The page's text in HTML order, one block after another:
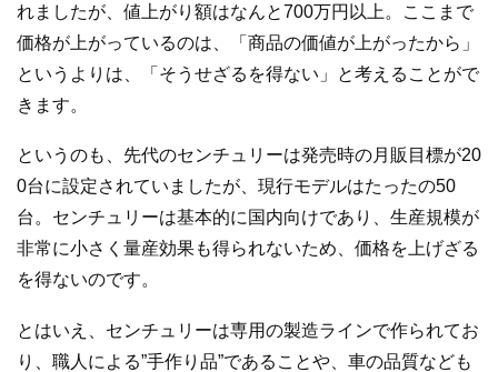
れましたが、値上がり額はなんと700万円以上。ここまで
価格が上がっているのは、「商品の価値が上がったから」
というよりは、「そうせざるを得ない」と考えることがで
きます。
というのも、先代のセンチュリーは発売時の月販目標が20
0台に設定されていましたが、現行モデルはたったの50
台。センチュリーは基本的に国内向けであり、生産規模が
非常に小さく量産効果も得られないため、価格を上げざる
を得ないのです。
とはいえ、センチュリーは専用の製造ラインで作られてお
り、職人による”手作り品”であることや、車の品質なども